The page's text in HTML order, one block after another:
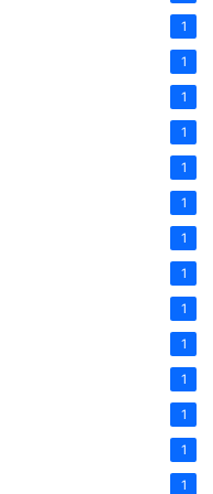
1
1
1
1
1
1
1
1
1
1
1
1
1
1